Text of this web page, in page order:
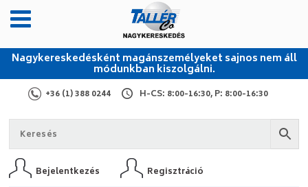
Nagykereskedésként magánszemélyeket sajnos nem áll
módunkban kiszolgálni.
+36 (1) 388 0244 H-CS: 8:00-16:30, P: 8:00-16:30
Bejelentkezés Regisztráció